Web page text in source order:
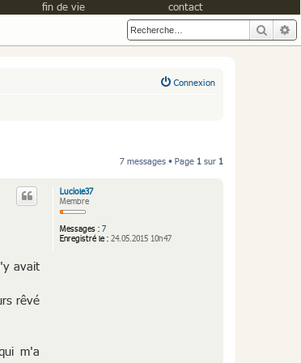
Connexion
7 messages • Page 1 sur 1
Luciole37
Membre
Messages : 7
Enregistré le : 24.05.2015 10h47
avait
rêvé
m'a
fin de vie contact